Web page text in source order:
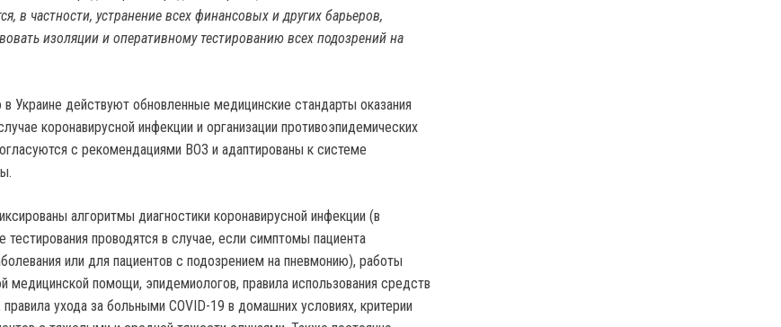
в частности, устранение всех финансовых и других барьеров,
изоляции и оперативному тестированию всех подозрений на
в Украине действуют обновленные медицинские стандарты оказания
коронавирусной инфекции и организации противоэпидемических
с рекомендациями ВОЗ и адаптированы к системе
алгоритмы диагностики коронавирусной инфекции (в
тестирования проводятся в случае, если симптомы пациента
или для пациентов с подозрением на пневмонию), работы
медицинской помощи, эпидемиологов, правила использования средств
ухода за больными СОVID-19 в домашних условиях, критерии